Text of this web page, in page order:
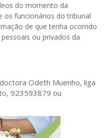
do momento da
os funcionários do tribunal
de que tenha ocorrido
ou privados da
Odeth Muenho, liga
923593879 ou